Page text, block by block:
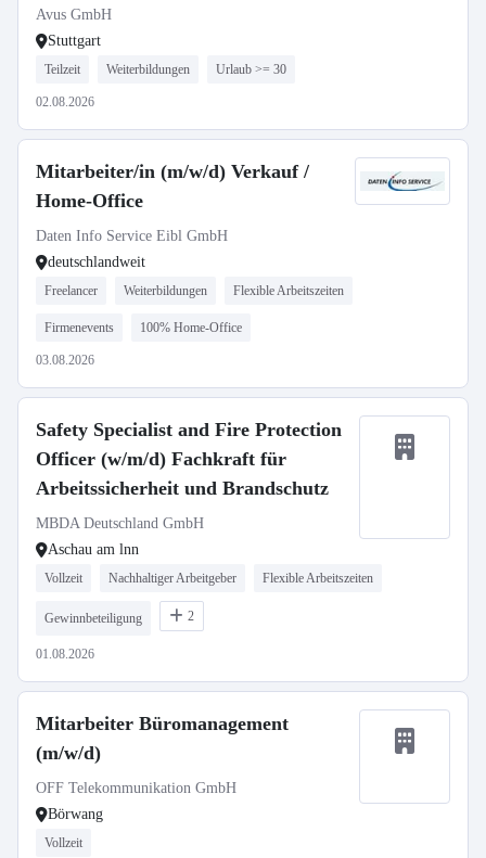
Avus GmbH
Stuttgart
Teilzeit Weiterbildungen Urlaub >= 30
02.08.2026
Mitarbeiter/in (m/w/d) Verkauf /
Home-Office
Daten Info Service Eibl GmbH
deutschlandweit
Freelancer Weiterbildungen Flexible Arbeitszeiten
Firmenevents 100% Home-Office
03.08.2026
Safety Specialist and Fire Protection
Officer (w/m/d) Fachkraft für
Arbeitssicherheit und Brandschutz
MBDA Deutschland GmbH
Aschau am lnn
Vollzeit Nachhaltiger Arbeitgeber Flexible Arbeitszeiten
Gewinnbeteiligung 2
01.08.2026
Mitarbeiter Büromanagement
(m/w/d)
OFF Telekommunikation GmbH
Börwang
Vollzeit